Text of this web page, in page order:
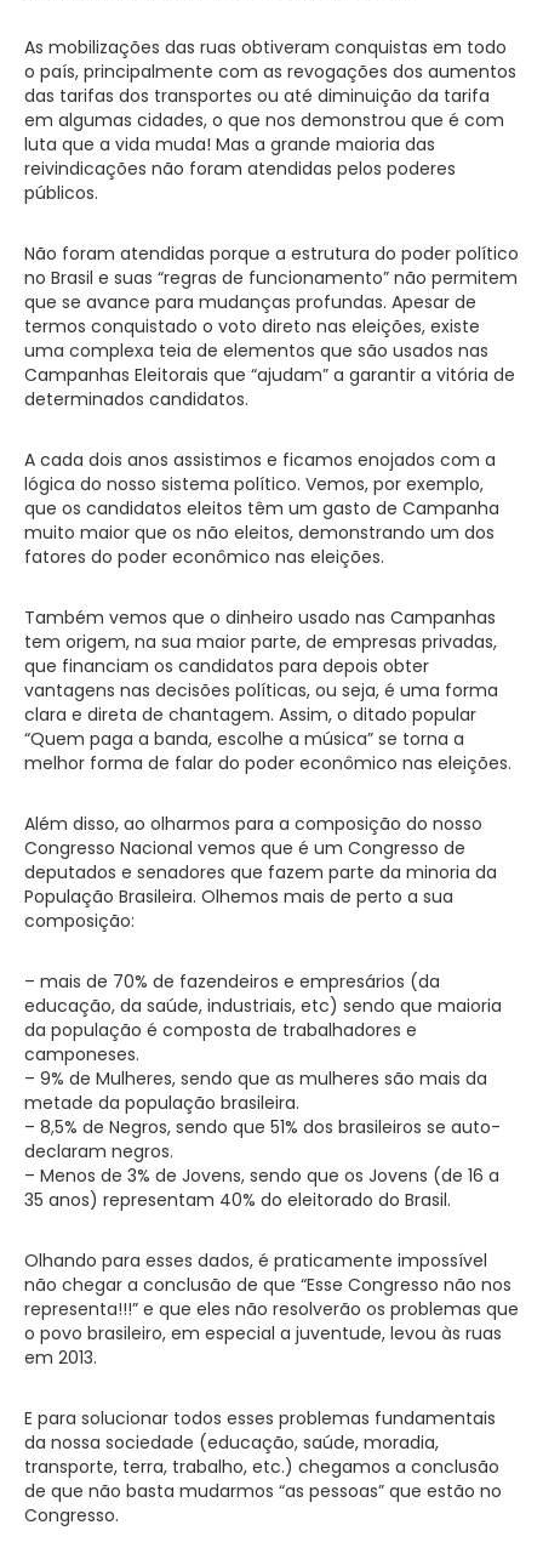
As mobilizações das ruas obtiveram conquistas em todo
o país, principalmente com as revogações dos aumentos
das tarifas dos transportes ou até diminuição da tarifa
em algumas cidades, o que nos demonstrou que é com
luta que a vida muda! Mas a grande maioria das
reivindicações não foram atendidas pelos poderes
públicos.
Não foram atendidas porque a estrutura do poder político
no Brasil e suas “regras de funcionamento” não permitem
que se avance para mudanças profundas. Apesar de
termos conquistado o voto direto nas eleições, existe
uma complexa teia de elementos que são usados nas
Campanhas Eleitorais que “ajudam” a garantir a vitória de
determinados candidatos.
A cada dois anos assistimos e ficamos enojados com a
lógica do nosso sistema político. Vemos, por exemplo,
que os candidatos eleitos têm um gasto de Campanha
muito maior que os não eleitos, demonstrando um dos
fatores do poder econômico nas eleições.
Também vemos que o dinheiro usado nas Campanhas
tem origem, na sua maior parte, de empresas privadas,
que financiam os candidatos para depois obter
vantagens nas decisões políticas, ou seja, é uma forma
clara e direta de chantagem. Assim, o ditado popular
“Quem paga a banda, escolhe a música” se torna a
melhor forma de falar do poder econômico nas eleições.
Além disso, ao olharmos para a composição do nosso
Congresso Nacional vemos que é um Congresso de
deputados e senadores que fazem parte da minoria da
População Brasileira. Olhemos mais de perto a sua
composição:
– mais de 70% de fazendeiros e empresários (da
educação, da saúde, industriais, etc) sendo que maioria
da população é composta de trabalhadores e
camponeses.
– 9% de Mulheres, sendo que as mulheres são mais da
metade da população brasileira.
– 8,5% de Negros, sendo que 51% dos brasileiros se auto-
declaram negros.
– Menos de 3% de Jovens, sendo que os Jovens (de 16 a
35 anos) representam 40% do eleitorado do Brasil.
Olhando para esses dados, é praticamente impossível
não chegar a conclusão de que “Esse Congresso não nos
representa!!!” e que eles não resolverão os problemas que
o povo brasileiro, em especial a juventude, levou às ruas
em 2013.
E para solucionar todos esses problemas fundamentais
da nossa sociedade (educação, saúde, moradia,
transporte, terra, trabalho, etc.) chegamos a conclusão
de que não basta mudarmos “as pessoas” que estão no
Congresso.